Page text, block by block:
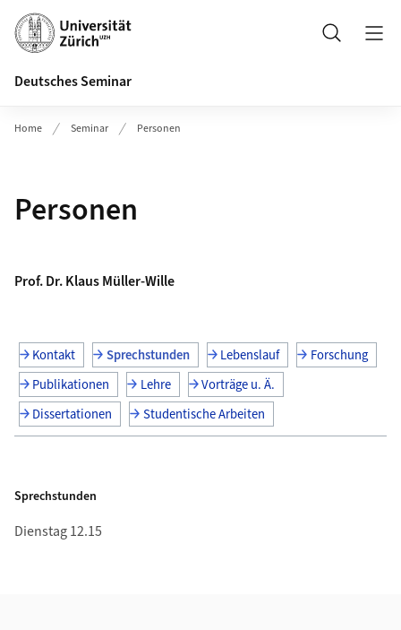
Header
Suche
Deutsches Seminar
Home Seminar Personen
Personen
Prof. Dr. Klaus Müller-Wille
Kontakt Sprechstunden Lebenslauf
Forschung
Publikationen
Lehre
Vorträge u. Ä.
Dissertationen
Studentische Arbeiten
Sprechstunden
Dienstag 12.15